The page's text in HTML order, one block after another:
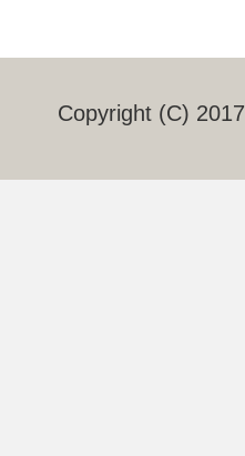
Copyright (C) 2017